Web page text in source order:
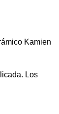
Kamien
Los